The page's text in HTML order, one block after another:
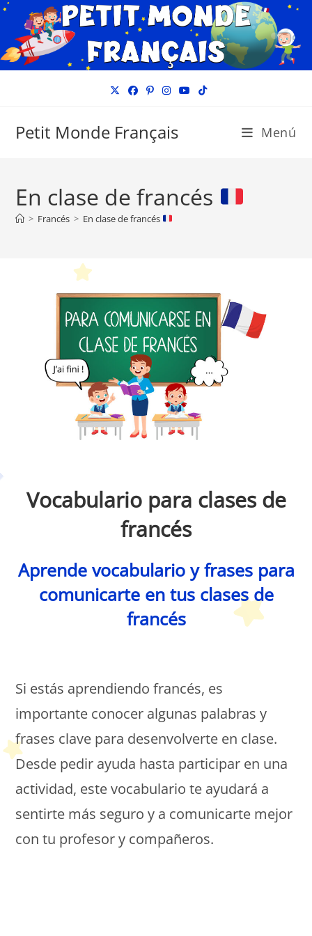
Petit Monde Français Menú
En clase de francés
> Francés > En clase de francés
Vocabulario para clases de
francés
Aprende vocabulario y frases para
comunicarte en tus clases de
francés
Si estás aprendiendo francés, es
importante conocer algunas palabras y
frases clave para desenvolverte en clase.
Desde pedir ayuda hasta participar en una
actividad, este vocabulario te ayudará a
sentirte más seguro y a comunicarte mejor
con tu profesor y compañeros.